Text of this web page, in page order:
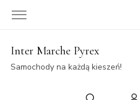
Inter Marche Pyrex
Samochody na każdą kieszeń!